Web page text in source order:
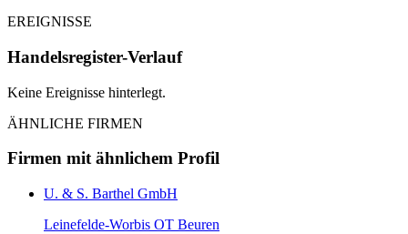
EREIGNISSE
Handelsregister-Verlauf
Keine Ereignisse hinterlegt.
ÄHNLICHE FIRMEN
Firmen mit ähnlichem Profil
U. & S. Barthel GmbH
Leinefelde-Worbis OT Beuren